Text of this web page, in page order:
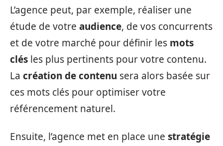
L’agence peut, par exemple, réaliser une
étude de votre audience, de vos concurrents
et de votre marché pour définir les mots
clés les plus pertinents pour votre contenu.
La création de contenu sera alors basée sur
ces mots clés pour optimiser votre
référencement naturel.
Ensuite, l’agence met en place une stratégie